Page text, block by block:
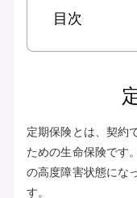
目次
定期保険とは、契約
ための生命保険です
の高度障害状態にな
す。